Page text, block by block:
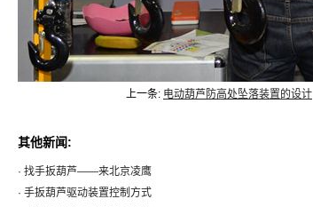
上一条: 电动葫芦防高处坠落装置的设计
其他新闻:
· 找手扳葫芦——来北京凌鹰
· 手扳葫芦驱动装置控制方式